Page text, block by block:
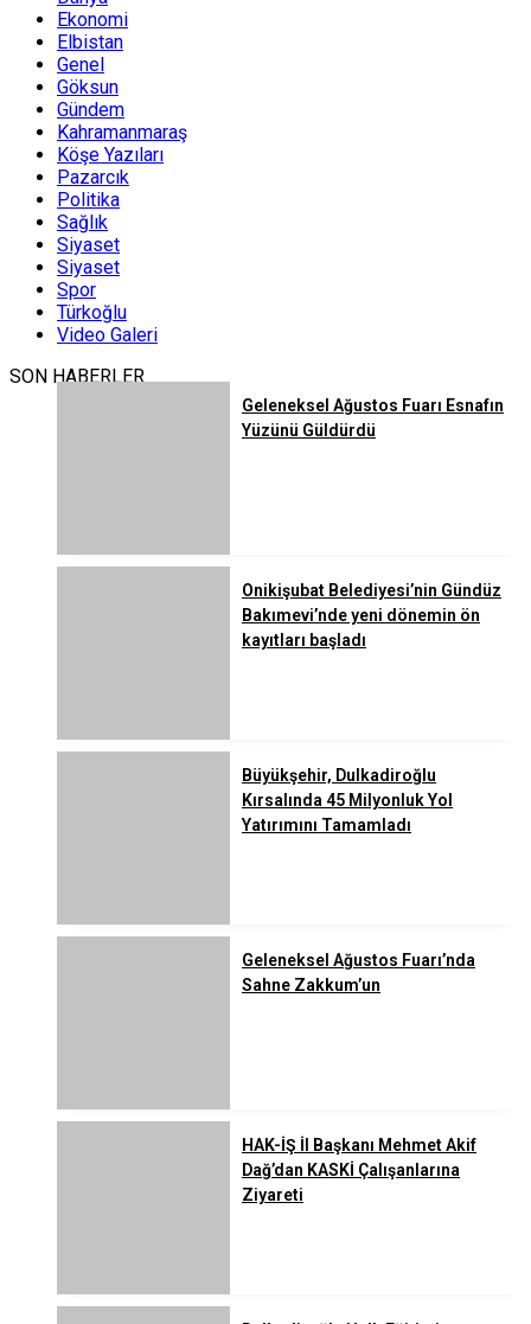
Ekonomi
Elbistan
Genel
Göksun
Gündem
Kahramanmaraş
Köşe Yazıları
Pazarcık
Politika
Sağlık
Siyaset
Siyaset
Spor
Türkoğlu
Video Galeri
SON HABERLER
Geleneksel Ağustos Fuarı Esnafın
Yüzünü Güldürdü
Onikişubat Belediyesi’nin Gündüz
Bakımevi’nde yeni dönemin ön
kayıtları başladı
Büyükşehir, Dulkadiroğlu
Kırsalında 45 Milyonluk Yol
Yatırımını Tamamladı
Geleneksel Ağustos Fuarı’nda
Sahne Zakkum’un
HAK-İŞ İl Başkanı Mehmet Akif
Dağ’dan KASKİ Çalışanlarına
Ziyareti